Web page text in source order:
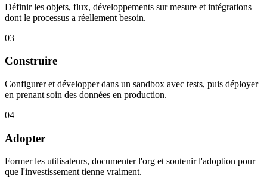
Définir les objets, flux, développements sur mesure et intégrations
dont le processus a réellement besoin.
03
Construire
Configurer et développer dans un sandbox avec tests, puis déployer
en prenant soin des données en production.
04
Adopter
Former les utilisateurs, documenter l'org et soutenir l'adoption pour
que l'investissement tienne vraiment.